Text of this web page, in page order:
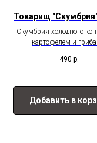
Товарищ
Скумбрия холодного
картофелем и
490 р.
Добавить в